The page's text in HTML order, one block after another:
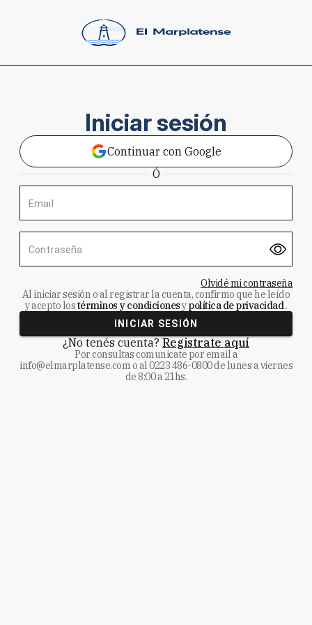
Iniciar sesión
Continuar con Google
Ó
Email
Contraseña
Olvidé mi contraseña
Al iniciar sesión o al registrar la cuenta, confirmo que he leído
y acepto lostérminos y condicionesypolítica de privacidad.
INICIAR SESIÓN
¿No tenés cuenta? Registrate aquí
Por consultas comunicate por email a
info@elmarplatense.como al0223 486-0800de lunes a viernes
de 8:00 a 21hs.